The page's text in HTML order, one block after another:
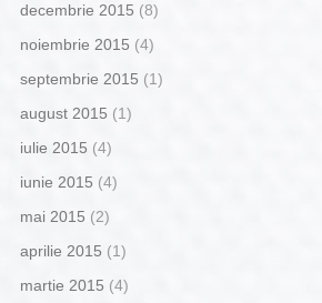
decembrie 2015 (8)
noiembrie 2015 (4)
septembrie 2015 (1)
august 2015 (1)
iulie 2015 (4)
iunie 2015 (4)
mai 2015 (2)
aprilie 2015 (1)
martie 2015 (4)